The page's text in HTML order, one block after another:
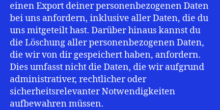
einen Export deiner personenbezogenen Daten
bei uns anfordern, inklusive aller Daten, die du
uns mitgeteilt hast. Darüber hinaus kannst du
die Löschung aller personenbezogenen Daten,
die wir von dir gespeichert haben, anfordern.
Dies umfasst nicht die Daten, die wir aufgrund
administrativer, rechtlicher oder
sicherheitsrelevanter Notwendigkeiten
aufbewahren müssen.